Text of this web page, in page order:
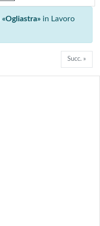
«Ogliastra» in Lavoro
Succ. »